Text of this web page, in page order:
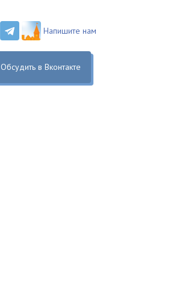
Напишите нам
Обсудить в Вконтакте